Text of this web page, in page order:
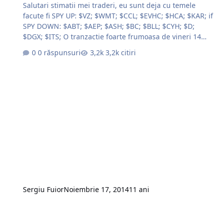
Salutari stimatii mei traderi, eu sunt deja cu temele
facute fi SPY UP: $VZ; $WMT; $CCL; $EVHC; $HCA; $KAR; if
SPY DOWN: $ABT; $AEP; $ASH; $BC; $BLL; $CYH; $D;
$DGX; $ITS; O tranzactie foarte frumoasa de vineri 14
Succese la trade !!!. http://mtgcorporate.com
0 răspunsuri 3,2k citiri
Sergiu FuiorNoiembrie 17, 201411 ani